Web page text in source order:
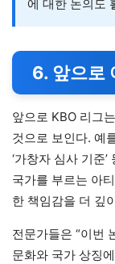
에 대한 논의도
6. 앞으로
앞으로 KBO 리그
것으로 보인다. 예
‘가창자 심사 기준
국가를 부르는 아
한 책임감을 더 깊
전문가들은 “이번
문화와 국가 상징